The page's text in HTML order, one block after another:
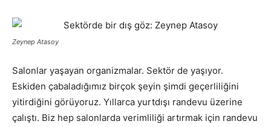
Zeynep Atasoy
Salonlar yaşayan organizmalar. Sektör de yaşıyor.
Eskiden çabaladığımız birçok şeyin şimdi geçerliliğini
yitirdiğini görüyoruz. Yıllarca yurtdışı randevu üzerine
çalıştı. Biz hep salonlarda verimliliği artırmak için randevu